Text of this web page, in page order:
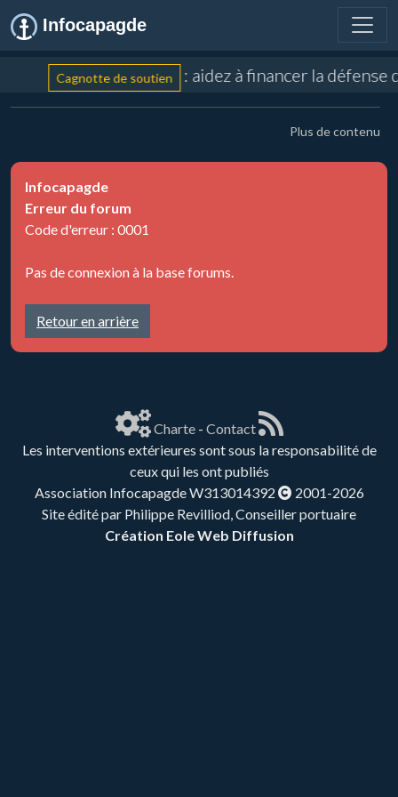
Infocapagde
Cagnotte de soutien : aidez à financer la
Plus de contenu
Infocapagde
Erreur du forum
Code d'erreur : 0001
Pas de connexion à la base forums.
Retour en arrière
Charte- Contact
Les interventions extérieures sont sous la responsabilité de
ceux qui les ont publiés
Association Infocapagde W313014392
2001-2026
Site édité par Philippe Revilliod, Conseiller portuaire
Création Eole Web Diffusion